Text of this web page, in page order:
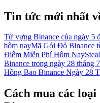
Tin tức mới nhất
Từ vựng Binance của ngày 5
hôm nayMã Gói Đỏ Binance
Điểm Miễn Phí Hôm Nay
Binance trong ngày 28 tháng
Hồng Bao Binance Ngày 28
Cách mua các